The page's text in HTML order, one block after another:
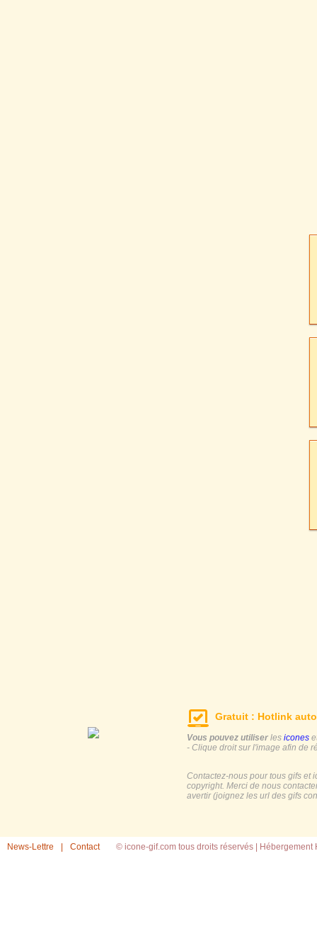
Gratuit : Hotlink
Vous pouvez utiliser les icones
- Clique droit sur l'image afin de
Contactez-nous pour tous gifs et
copyright. Merci de nous
avertir (joignez les url des gifs
News-Lettre Contact © icone-gif.com tous droits réservés | Hébergement